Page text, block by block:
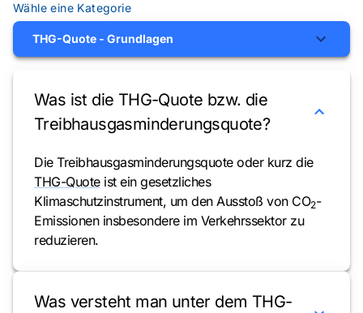
Wähle eine Kategorie
THG-Quote - Grundlagen
Was ist die THG-Quote bzw. die
Treibhausgasminderungsquote?
Die Treibhausgasminderungsquote oder kurz die
THG-Quote ist ein gesetzliches
Klimaschutzinstrument, um den Ausstoß von CO2-
Emissionen insbesondere im Verkehrssektor zu
reduzieren.
Was versteht man unter dem THG-